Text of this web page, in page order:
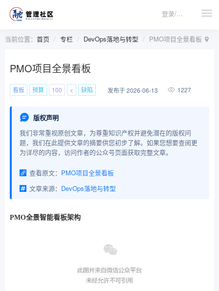
登录/注册
当前位置： 首页 专栏 DevOps落地与转型 PMO项目全景看板
PMO项目全景看板
看板 预算 100 < 缺陷 发布于 2026-06-13 1227
版权声明
我们非常重视原创文章，为尊重知识产权并避免潜在的版权问
题，我们在此提供文章的摘要供您初步了解。如果您想要查阅更
为详尽的内容，访问作者的公众号页面获取完整文章。
查看原文： PMO项目全景看板
文章来源： DevOps落地与转型
PMO全景智能看板架构